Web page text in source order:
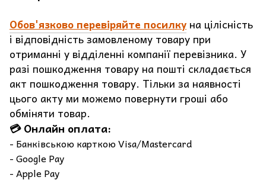
Обов'язково перевіряйте посилку на цілісність
і відповідність замовленому товару при
отриманні у відділенні компанії перевізника. У
разі пошкодження товару на пошті складається
акт пошкодження товару. Тільки за наявності
цього акту ми можемо повернути гроші або
обміняти товар.
💳 Онлайн оплата:
- Банківською карткою Visa/Mastercard
- Google Pay
- Apple Pay